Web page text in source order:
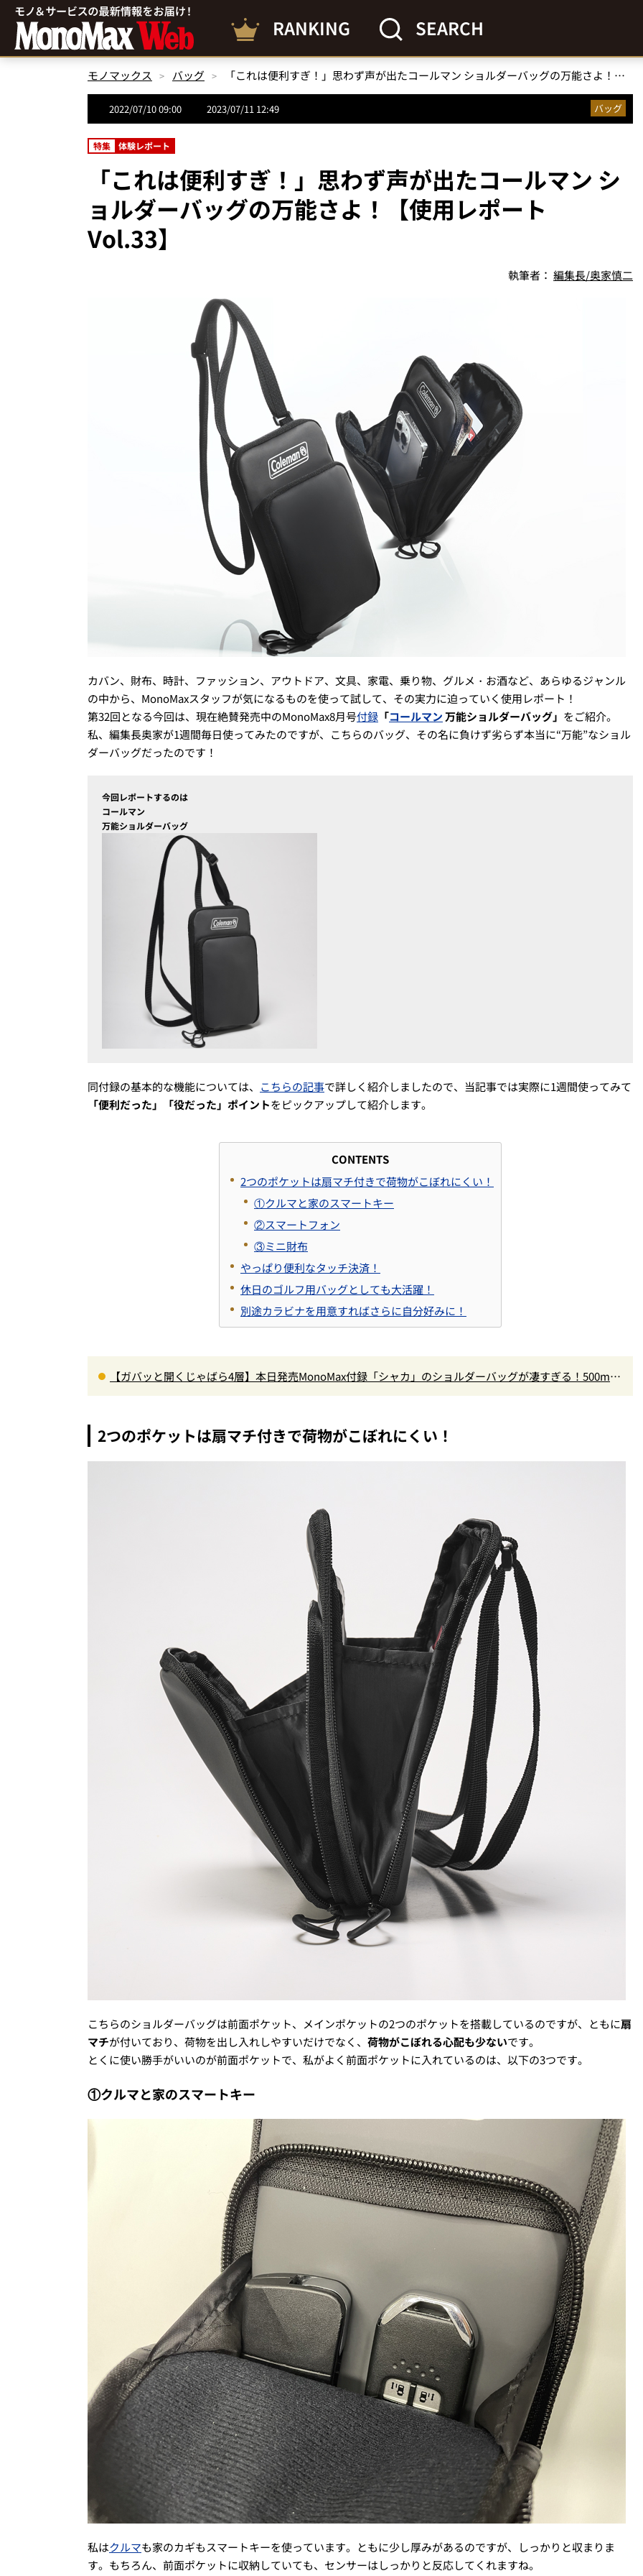
RANKING SEARCH
モノマックス バッグ 「これは便利すぎ！」思わず声が出たコールマン ショルダーバッグの万能さよ！【使用レポートVol.33】
2022/07/10 09:00 2023/07/11 12:49 バッグ
特集 体験レポート
「これは便利すぎ！」思わず声が出たコールマン シ
ョルダーバッグの万能さよ！【使用レポート
Vol.33】
執筆者： 編集長/奥家慎二
カバン、財布、時計、ファッション、アウトドア、文具、家電、乗り物、グルメ・お酒など、あらゆるジャンル
の中から、MonoMaxスタッフが気になるものを使って試して、その実力に迫っていく使用レポート！
第32回となる今回は、現在絶賛発売中のMonoMax8月号付録 「コールマン万能ショルダーバッグ」 をご紹介。
私、編集長奥家が1週間毎日使ってみたのですが、こちらのバッグ、その名に負けず劣らず本当に“万能”なショル
ダーバッグだったのです！
今回レポートするのは
コールマン
万能ショルダーバッグ
同付録の基本的な機能については、 こちらの記事で詳しく紹介しましたので、当記事では実際に1週間使ってみて
「便利だった」「役だった」ポイントをピックアップして紹介します。
CONTENTS
2つのポケットは扇マチ付きで荷物がこぼれにくい！
①クルマと家のスマートキー
②スマートフォン
③ミニ財布
やっぱり便利なタッチ決済！
休日のゴルフ用バッグとしても大活躍！
別途カラビナを用意すればさらに自分好みに！
【ガバッと開くじゃばら4層】本日発売MonoMax付録「シャカ」のショルダーバッグが凄すぎる！500mL
2つのポケットは扇マチ付きで荷物がこぼれにくい！
こちらのショルダーバッグは前面ポケット、メインポケットの2つのポケットを搭載しているのですが、ともに扇
マチが付いており、荷物を出し入れしやすいだけでなく、 荷物がこぼれる心配も少ないです。
とくに使い勝手がいいのが前面ポケットで、私がよく前面ポケットに入れているのは、以下の3つです。
①クルマと家のスマートキー
私はクルマも家のカギもスマートキーを使っています。ともに少し厚みがあるのですが、しっかりと収まりま
す。もちろん、前面ポケットに収納していても、センサーはしっかりと反応してくれますね。